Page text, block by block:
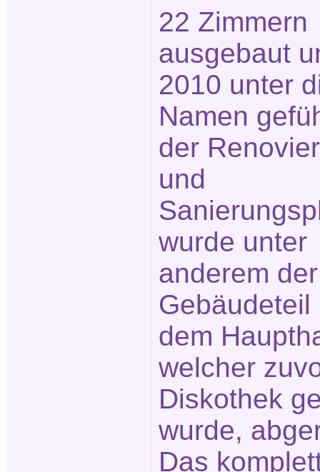
22 Zimmern
ausgebaut
2010 unter
Namen
der
und
wurde unter
anderem der
Gebäudeteil
dem
welcher
Diskothek
wurde,
Das